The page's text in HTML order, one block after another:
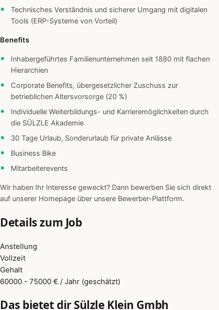
Technisches Verständnis und sicherer Umgang mit digitalen
Tools (ERP-Systeme von Vorteil)
Benefits
Inhabergeführtes Familienunternehmen seit 1880 mit flachen
Hierarchien
Corporate Benefits, übergesetzlicher Zuschuss zur
betrieblichen Altersvorsorge (20 %)
Individuelle Weiterbildungs- und Karrieremöglichkeiten durch
die SÜLZLE Akademie
30 Tage Urlaub, Sonderurlaub für private Anlässe
Business Bike
Mitarbeiterevents
Wir haben Ihr Interesse geweckt? Dann bewerben Sie sich direkt
auf unserer Homepage über unsere Bewerber-Plattform.
Details zum Job
Anstellung
Vollzeit
Gehalt
60000 - 75000 € / Jahr (geschätzt)
Das bietet dir Sülzle Klein Gmbh